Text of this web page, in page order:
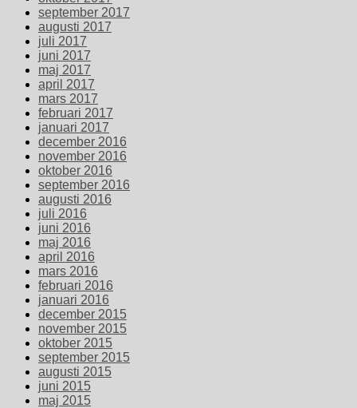
september 2017
augusti 2017
juli 2017
juni 2017
maj 2017
april 2017
mars 2017
februari 2017
januari 2017
december 2016
november 2016
oktober 2016
september 2016
augusti 2016
juli 2016
juni 2016
maj 2016
april 2016
mars 2016
februari 2016
januari 2016
december 2015
november 2015
oktober 2015
september 2015
augusti 2015
juni 2015
maj 2015